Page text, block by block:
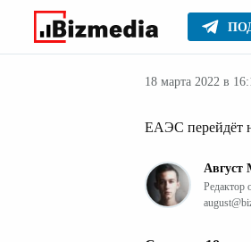
Главное
18 марта 2022 в
ЕАЭС перейдёт
Август
Редактор